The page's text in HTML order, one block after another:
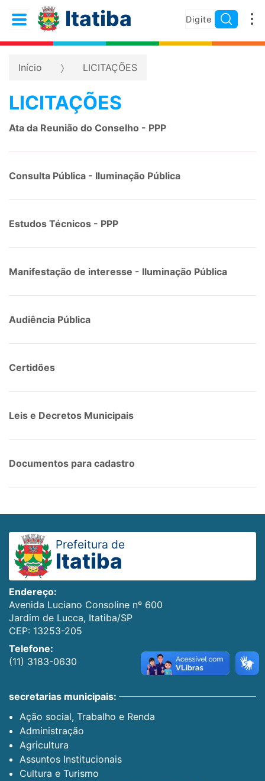
Itatiba
Início LICITAÇÕES
LICITAÇÕES
Ata da Reunião do Conselho - PPP
Consulta Pública - Iluminação Pública
Estudos Técnicos - PPP
Manifestação de interesse - Iluminação Pública
Audiência Pública
Certidões
Leis e Decretos Municipais
Documentos para cadastro
Prefeitura de
Itatiba
Endereço:
Avenida Luciano Consoline nº 600
Jardim de Lucca, Itatiba/SP
CEP: 13253-205
Telefone:
(11) 3183-0630
secretarias municipais:
Ação social, Trabalho e Renda
Administração
Agricultura
Assuntos Institucionais
Cultura e Turismo